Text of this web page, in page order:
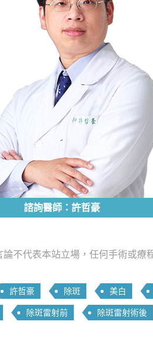
諮詢醫師：許哲豪
論不代表本站立場，任何手術或療
許哲豪 除斑 美白
除斑雷射前 除斑雷射術後